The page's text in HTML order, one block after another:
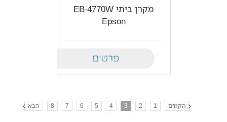
מקרן ביתי EB-4770W‎
Epson
הקודם 1
2
3
4
5
6
7
8 הבא